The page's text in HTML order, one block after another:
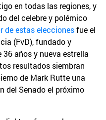
en todas las regiones, y
del celebre y polémico
de estas eleccionesfue el
(FvD), fundado y
36 años y nueva estrella
resultados siembran
de Mark Rutte una
del Senado el próximo